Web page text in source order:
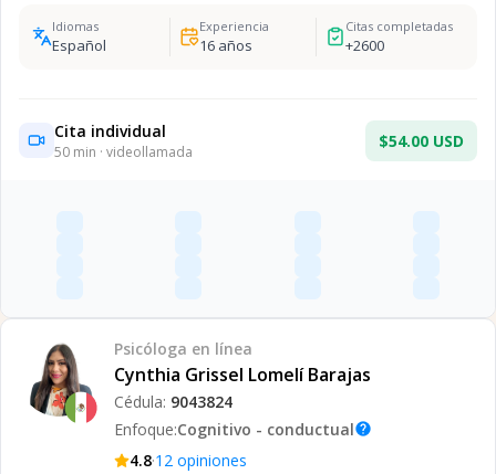
Idiomas
Español
Experiencia
16años
Citas completadas
+2600
Cita individual
50 min · videollamada
$54.00 USD
Psicóloga en línea
Cynthia Grissel Lomelí Barajas
Cédula: 9043824
Enfoque:Cognitivo - conductualhelp
4.8·12 opiniones